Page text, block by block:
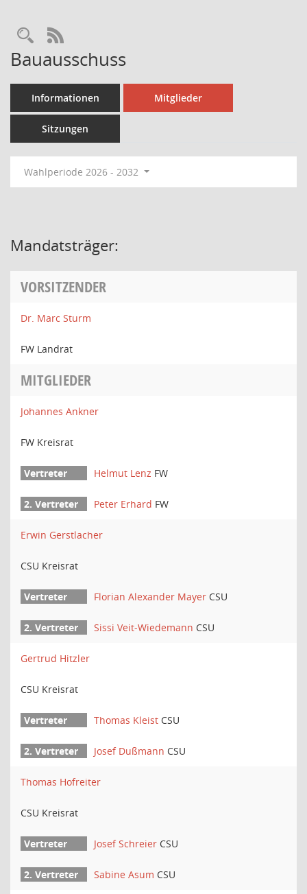
Rechercheauswahl
RSS-Feed
Bauausschuss
Informationen Mitglieder
Sitzungen
Wahlperiode 2026 - 2032
Mandatsträger:
VORSITZENDER
Dr. Marc Sturm
FW Landrat
MITGLIEDER
Johannes Ankner
FW Kreisrat
Helmut Lenz FW
Peter Erhard FW
Erwin Gerstlacher
CSU Kreisrat
Florian Alexander Mayer CSU
Sissi Veit-Wiedemann CSU
Gertrud Hitzler
CSU Kreisrat
Thomas Kleist CSU
Josef Dußmann CSU
Thomas Hofreiter
CSU Kreisrat
Josef Schreier CSU
Sabine Asum CSU